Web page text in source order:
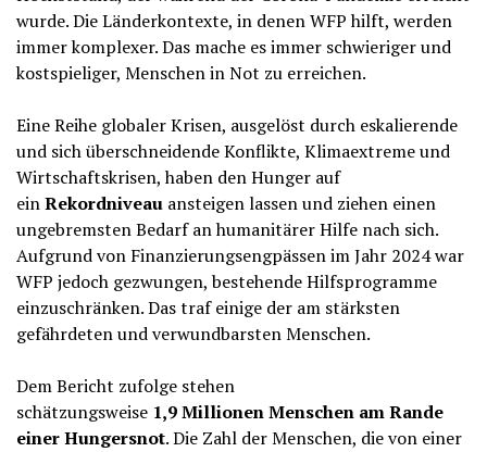
wurde. Die Länderkontexte, in denen WFP hilft, werden
immer komplexer. Das mache es immer schwieriger und
kostspieliger, Menschen in Not zu erreichen.
Eine Reihe globaler Krisen, ausgelöst durch eskalierende
und sich überschneidende Konflikte, Klimaextreme und
Wirtschaftskrisen, haben den Hunger auf
einRekordniveau ansteigen lassen und ziehen einen
ungebremsten Bedarf an humanitärer Hilfe nach sich.
Aufgrund von Finanzierungsengpässen im Jahr 2024 war
WFP jedoch gezwungen, bestehende Hilfsprogramme
einzuschränken. Das traf einige der am stärksten
gefährdeten und verwundbarsten Menschen.
Dem Bericht zufolge stehen
schätzungsweise 1,9 Millionen Menschen am Rande
einer Hungersnot. Die Zahl der Menschen, die von einer